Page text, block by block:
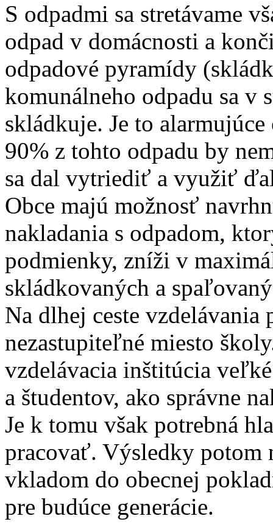
S odpadmi sa stretávame
odpad v domácnosti a
odpadové pyramídy
komunálneho odpadu sa v
skládkuje. Je to
90% z tohto odpadu by
sa dal vytriediť a využiť
Obce majú možnosť
nakladania s odpadom,
podmienky, zníži v
skládkovaných a
Na dlhej ceste
nezastupiteľné miesto
vzdelávacia inštitúcia
a študentov, ako správne
Je k tomu však potrebná
pracovať. Výsledky potom
vkladom do obecnej
pre budúce generácie.